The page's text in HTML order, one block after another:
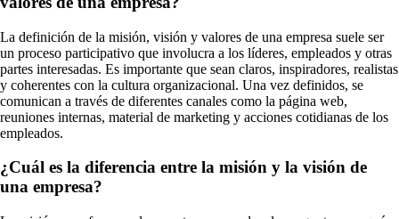
La definición de la misión, visión y valores de una empresa suele ser
un proceso participativo que involucra a los líderes, empleados y otras
partes interesadas. Es importante que sean claros, inspiradores, realistas
y coherentes con la cultura organizacional. Una vez definidos, se
comunican a través de diferentes canales como la página web,
reuniones internas, material de marketing y acciones cotidianas de los
empleados.
¿Cuál es la diferencia entre la misión y la visión de
una empresa?